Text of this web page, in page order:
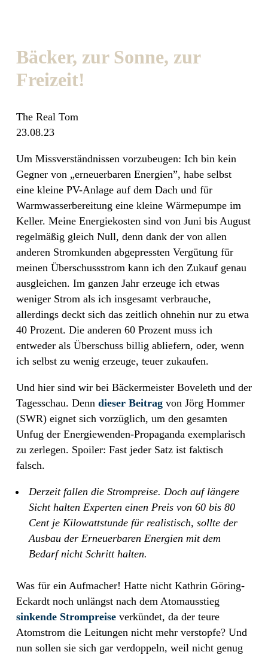
Bäcker, zur Sonne, zur
Freizeit!
The Real Tom
23.08.23
Um Missverständnissen vorzubeugen: Ich bin kein
Gegner von „erneuerbaren Energien”, habe selbst
eine kleine PV-Anlage auf dem Dach und für
Warmwasserbereitung eine kleine Wärmepumpe im
Keller. Meine Energiekosten sind von Juni bis August
regelmäßig gleich Null, denn dank der von allen
anderen Stromkunden abgepressten Vergütung für
meinen Überschussstrom kann ich den Zukauf genau
ausgleichen. Im ganzen Jahr erzeuge ich etwas
weniger Strom als ich insgesamt verbrauche,
allerdings deckt sich das zeitlich ohnehin nur zu etwa
40 Prozent. Die anderen 60 Prozent muss ich
entweder als Überschuss billig abliefern, oder, wenn
ich selbst zu wenig erzeuge, teuer zukaufen.
Und hier sind wir bei Bäckermeister Boveleth und der
Tagesschau. Denn dieser Beitrag von Jörg Hommer
(SWR) eignet sich vorzüglich, um den gesamten
Unfug der Energiewenden-Propaganda exemplarisch
zu zerlegen. Spoiler: Fast jeder Satz ist faktisch
falsch.
Derzeit fallen die Strompreise. Doch auf längere
Sicht halten Experten einen Preis von 60 bis 80
Cent je Kilowattstunde für realistisch, sollte der
Ausbau der Erneuerbaren Energien mit dem
Bedarf nicht Schritt halten.
Was für ein Aufmacher! Hatte nicht Kathrin Göring-
Eckardt noch unlängst nach dem Atomausstieg
sinkende Strompreise verkündet, da der teure
Atomstrom die Leitungen nicht mehr verstopfe? Und
nun sollen sie sich gar verdoppeln, weil nicht genug